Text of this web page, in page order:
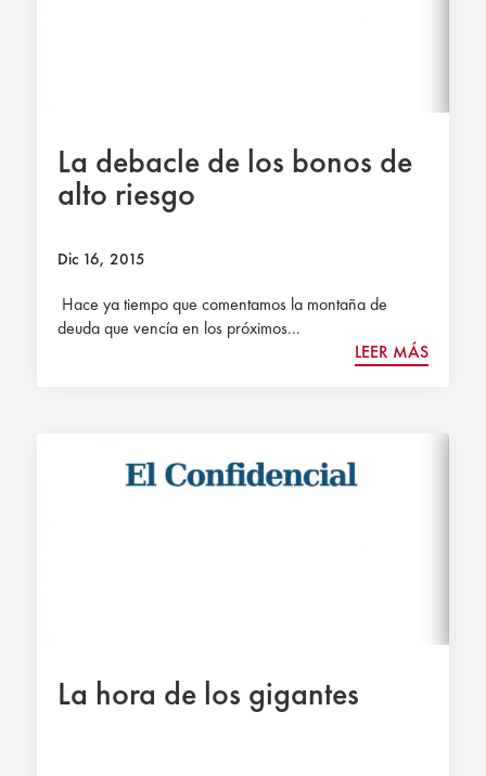
La debacle de los bonos de
alto riesgo
Dic 16, 2015
Hace ya tiempo que comentamos la montaña de
deuda que vencía en los próximos...
LEER MÁS
La hora de los gigantes